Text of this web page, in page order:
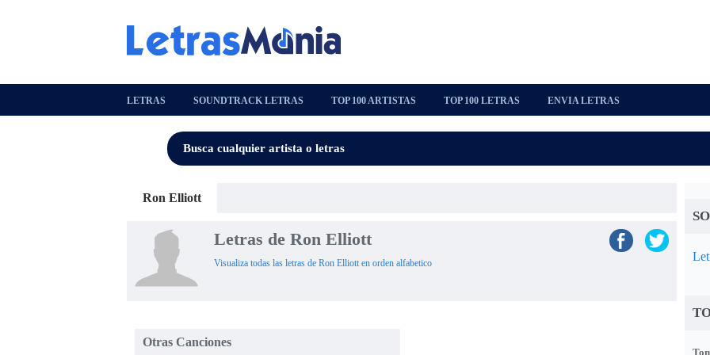
LETRAS SOUNDTRACK LETRAS TOP 100 ARTISTAS TOP 100 LETRAS ENVIA LETRAS
Ron Elliott
Letras de Ron Elliott
Visualiza todas las letras de Ron Elliott en orden alfabetico
Otras Canciones